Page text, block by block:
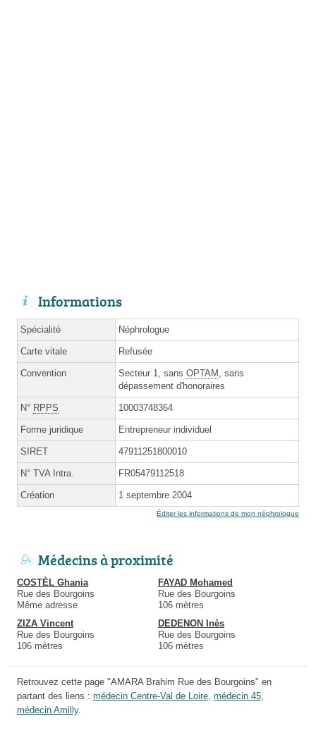
Informations
Spécialité Néphrologue
Carte vitale Refusée
Convention Secteur 1, sans OPTAM , sans
dépassement d'honoraires
N° RPPS 10003748364
Forme juridique Entrepreneur individuel
SIRET 47911251800010
N° TVA Intra. FR05479112518
Création 1 septembre 2004
Éditer les informations de mon néphrologue
Médecins à proximité
COSTÈL Ghania
Rue des Bourgoins
Même adresse
FAYAD Mohamed
Rue des Bourgoins
106 mètres
ZIZA Vincent
Rue des Bourgoins
106 mètres
DEDENON Inès
Rue des Bourgoins
106 mètres
Retrouvez cette page "AMARA Brahim Rue des Bourgoins" en
partant des liens : médecin Centre-Val de Loire, médecin 45,
médecin Amilly.